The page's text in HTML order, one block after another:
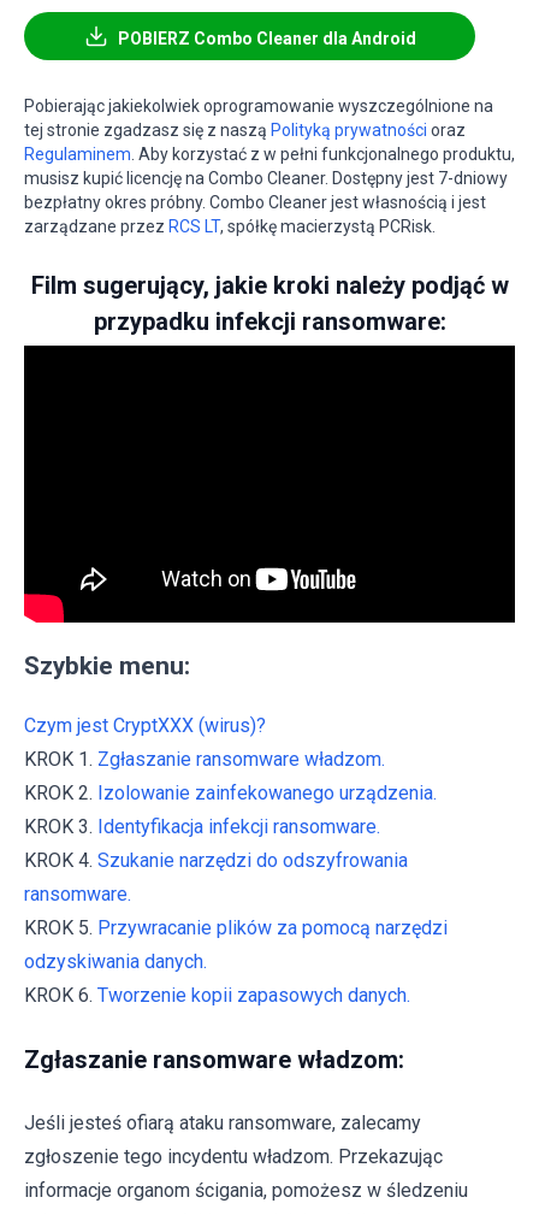
POBIERZ Combo Cleaner dla Android
Pobierając jakiekolwiek oprogramowanie wyszczególnione na
tej stronie zgadzasz się z naszą Polityką prywatności oraz
Regulaminem. Aby korzystać z w pełni funkcjonalnego produktu,
musisz kupić licencję na Combo Cleaner. Dostępny jest 7-dniowy
bezpłatny okres próbny. Combo Cleaner jest własnością i jest
zarządzane przez RCS LT, spółkę macierzystą PCRisk.
Film sugerujący, jakie kroki należy podjąć w
przypadku infekcji ransomware:
Szybkie menu:
Czym jest CryptXXX (wirus)?
KROK 1. Zgłaszanie ransomware władzom.
KROK 2. Izolowanie zainfekowanego urządzenia.
KROK 3. Identyfikacja infekcji ransomware.
KROK 4. Szukanie narzędzi do odszyfrowania
ransomware.
KROK 5. Przywracanie plików za pomocą narzędzi
odzyskiwania danych.
KROK 6. Tworzenie kopii zapasowych danych.
Zgłaszanie ransomware władzom:
Jeśli jesteś ofiarą ataku ransomware, zalecamy
zgłoszenie tego incydentu władzom. Przekazując
informacje organom ścigania, pomożesz w śledzeniu